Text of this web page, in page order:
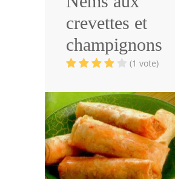
Volailles
Cuisines Orientales
Pâtisseries Orientales
Cuisine Algérienne
Cuisine Tunisienne
Cuisine Juive
crevettes et
champignons
(1 vote)